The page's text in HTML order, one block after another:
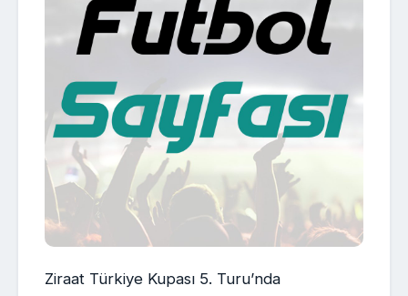
Ziraat Türkiye Kupası 5. Turu’nda